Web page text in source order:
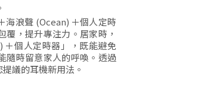
海浪聲 (Ocean) ＋個人定時
，提升專注力。居家時，
個人定時器」，既能避免
隨時留意家人的呼喚。透過
議的耳機新用法。